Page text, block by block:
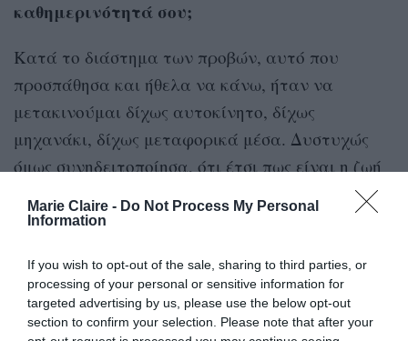
Marie Claire - Do Not Process My Personal
Information
If you wish to opt-out of the sale, sharing to third parties, or
processing of your personal or sensitive information for
targeted advertising by us, please use the below opt-out
section to confirm your selection. Please note that after your
καθημερινότητά σου;
Κατά το διάστημα των προβών, αυτό που
προσπάθησα και ήθελα να κάνω, ήταν να
μετακινούμαι δίχως αυτοκίνητο, δίχως
μηχανάκι, δίχως μεταφορικά μέσα. Δυστυχώς
όμως συνηδειτοποίησα, ότι έτσι πως είναι η ζωή
στην Αθήνα και με τα χρονικά περιθώρια που
έχουμε, π.χ με τις 8 ώρες που αφιερώνουμε στη
μεγάλες αποστάσεις – ζω στα βόρεια και η
δουλειά μου είναι στο κέντρο – είναι πολύ
δύσκολο να το πετύχεις αυτό. Το δοκίμασα για